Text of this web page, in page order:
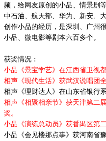
频，给网友原创 的小品、情景剧
中石油、航天部、华为、新安、
创作小品的经历，是深圳、广州
小品、微电影等剧本六百多个。
获奖情况：
小品《景宝学艺》在江西省卫视
相声《现代生活》获武汉说唱团
相声《理财达人》在山东省银行
相声《相聚相亲节》获天津第二届
奖。
小品《演练总动员》获番禺区第
小品《会见楼那点事》获河南省